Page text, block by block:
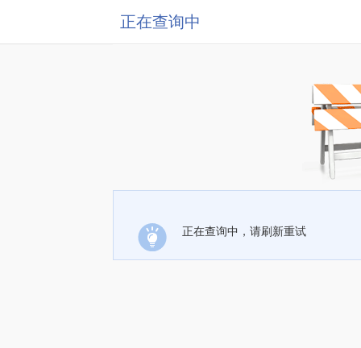
正在查询中
正在查询中，请刷新重试